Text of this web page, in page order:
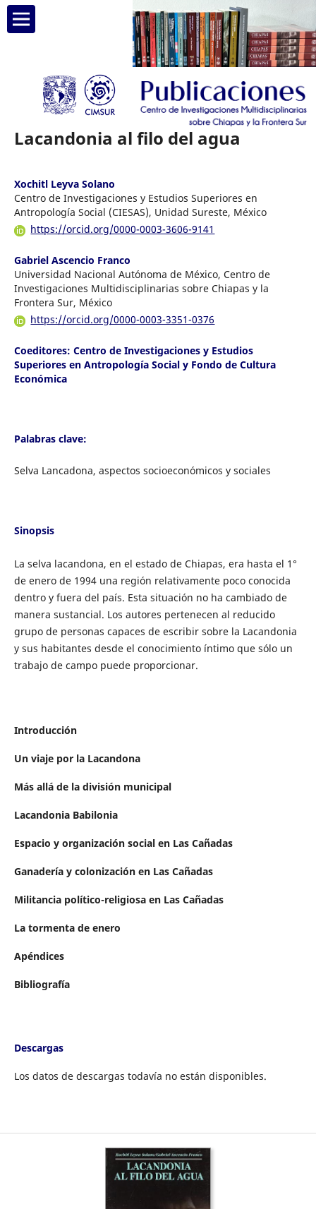
Lacandonia al filo del agua
Xochitl Leyva Solano
Centro de Investigaciones y Estudios Superiores en
Antropología Social (CIESAS), Unidad Sureste, México
https://orcid.org/0000-0003-3606-9141
Gabriel Ascencio Franco
Universidad Nacional Autónoma de México, Centro de
Investigaciones Multidisciplinarias sobre Chiapas y la
Frontera Sur, México
https://orcid.org/0000-0003-3351-0376
Coeditores: Centro de Investigaciones y Estudios
Superiores en Antropología Social y Fondo de Cultura
Económica
Palabras clave:
Selva Lancadona, aspectos socioeconómicos y sociales
Sinopsis
La selva lacandona, en el estado de Chiapas, era hasta el 1°
de enero de 1994 una región relativamente poco conocida
dentro y fuera del país. Esta situación no ha cambiado de
manera sustancial. Los autores pertenecen al reducido
grupo de personas capaces de escribir sobre la Lacandonia
y sus habitantes desde el conocimiento íntimo que sólo un
trabajo de campo puede proporcionar.
Introducción
Un viaje por la Lacandona
Más allá de la división municipal
Lacandonia Babilonia
Espacio y organización social en Las Cañadas
Ganadería y colonización en Las Cañadas
Militancia político-religiosa en Las Cañadas
La tormenta de enero
Apéndices
Bibliografía
Descargas
Los datos de descargas todavía no están disponibles.